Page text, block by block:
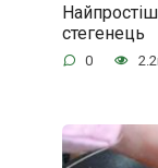
стегенець
0